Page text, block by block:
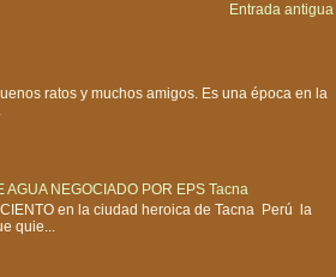
Entrada antigua
ratos y muchos amigos. Es una época en la
NEGOCIADO POR EPS Tacna
en la ciudad heroica de Tacna Perú la
quie...